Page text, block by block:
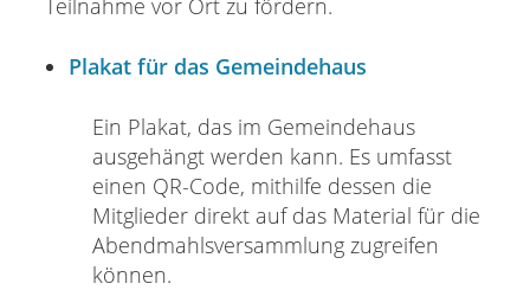
Plakat für das Gemeindehaus
Ein Plakat, das im Gemeindehaus
ausgehängt werden kann. Es umfasst
einen QR-Code, mithilfe dessen die
Mitglieder direkt auf das Material für die
Abendmahlsversammlung zugreifen
können.